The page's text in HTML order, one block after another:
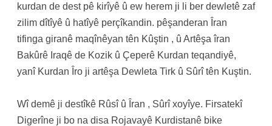
kurdan de dest pê kirîyê û ew herem ji li ber dewletê zaf
zilim dîtîyê û hatîyê perçîkandin. pêşanderan Îran
tifinga giranê maqînêyan tên Kûştin , û Artêşa îran
Bakûrê Iraqê de Kozik û Çeperê Kurdan teqandiyê,
yanî Kurdan Îro ji artêşa Dewleta Tirk û Sûrî tên Kuştin.
Wî demê ji destîkê Rûsî û Îran , Sûrî xoyîye. Firsatekî
Digerîne ji bo na disa Rojavayê Kurdistanê bike